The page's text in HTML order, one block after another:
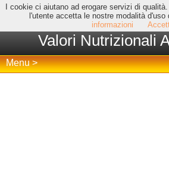
I cookie ci aiutano ad erogare servizi di
l'utente accetta le nostre modalità d'uso
informazioni
Valori Nutrizionali
Menu >